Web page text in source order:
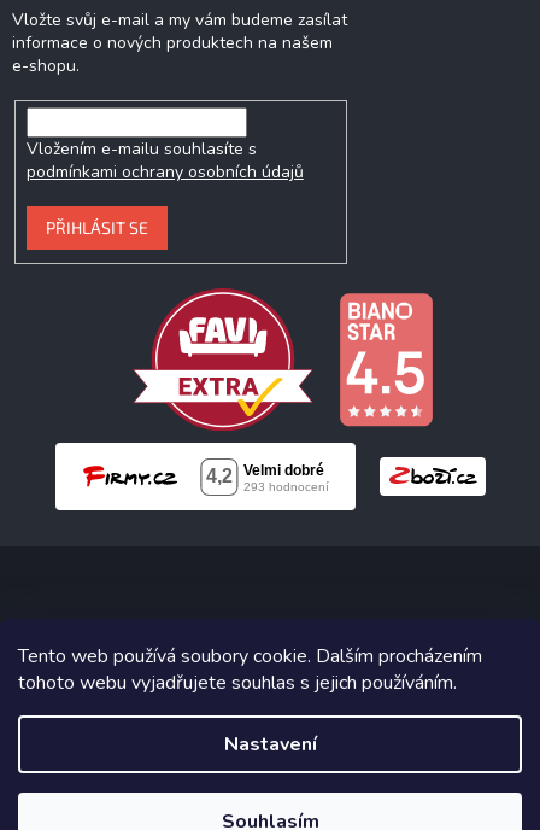
Tento web používá soubory cookie. Dalším procházením
tohoto webu vyjadřujete souhlas s jejich používáním.
Nastavení
Souhlasím
Vložte svůj e-mail a my vám budeme zasílat
informace o nových produktech na našem
e-shopu.
Vložením e-mailu souhlasíte s
podmínkami ochrany osobních údajů
PŘIHLÁSIT SE
Copyright 2026 Neonabytek.cz
. Všechna práva vyhrazena.
Grafický návrh vytvořil a na Shoptet implementoval Tomáš Hlad
Shoptetak.cz.